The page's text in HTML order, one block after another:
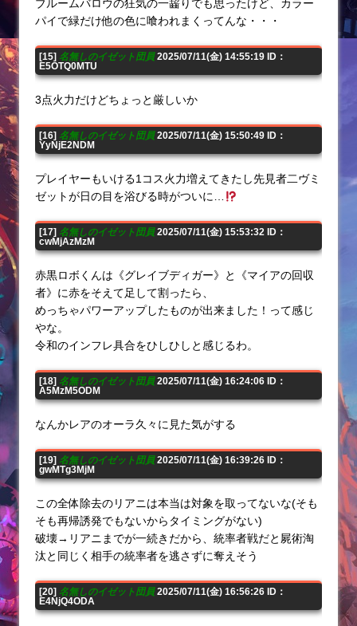
ブルームバロウの狂気の一齧りでも思ったけど、カラー
パイで緑だけ他の色に喰われまくってんな・・・
[15] 名無しのイゼット団員2025/07/11(金) 14:55:19 ID：
E5OTQ0MTU
3点火力だけどちょっと厳しいか
[16] 名無しのイゼット団員2025/07/11(金) 15:50:49 ID：
YyNjE2NDM
プレイヤーもいける1コス火力増えてきたし先見者二ヴミ
ゼットが日の目を浴びる時がついに…
[17] 名無しのイゼット団員2025/07/11(金) 15:53:32 ID：
cwMjAzMzM
赤黒ロボくんは《グレイブディガー》と《マイアの回収
者》に赤をそえて足して割ったら、
めっちゃパワーアップしたものが出来ました！って感じ
やな。
令和のインフレ具合をひしひしと感じるわ。
[18] 名無しのイゼット団員2025/07/11(金) 16:24:06 ID：
A5MzM5ODM
なんかレアのオーラ久々に見た気がする
[19] 名無しのイゼット団員2025/07/11(金) 16:39:26 ID：
gwMTg3MjM
この全体除去のリアニは本当は対象を取ってないな(そも
そも再帰誘発でもないからタイミングがない)
破壊→リアニまでが一続きだから、統率者戦だと屍術淘
汰と同じく相手の統率者を逃さずに奪えそう
[20] 名無しのイゼット団員2025/07/11(金) 16:56:26 ID：
E4NjQ4ODA